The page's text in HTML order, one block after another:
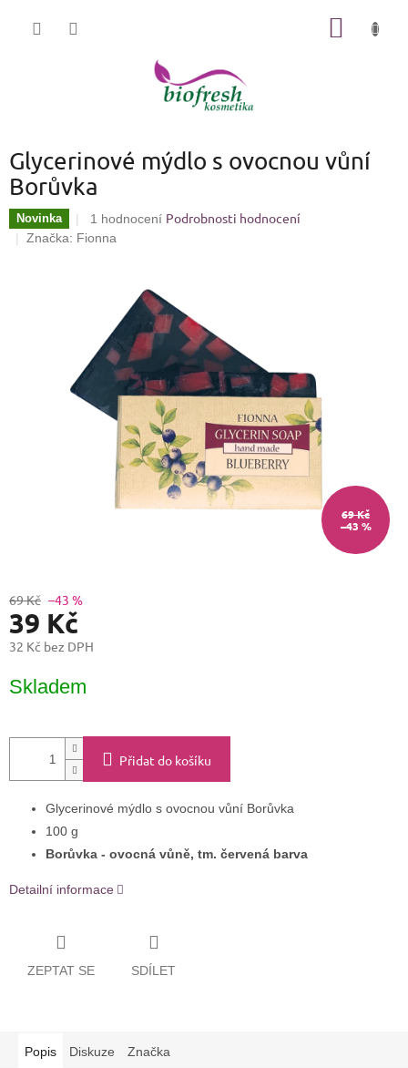
Glycerinové mýdlo s ovocnou vůní
Borůvka
Novinka
Průměrné
hodnocení
hvězdiček.
1 hodnocení Podrobnosti hodnocení
Značka: Fionna
69 Kč
–43 %
69 Kč –43 %
39 Kč
32 Kč bez DPH
cena:
Skladem
Přidat do košíku
Glycerinové mýdlo s ovocnou vůní Borůvka
100 g
Borůvka - ovocná vůně, tm. červená barva
Detailní informace
ZEPTAT SE SDÍLET
Popis Diskuze Značka